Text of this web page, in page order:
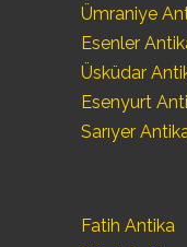
Ümraniye
Esenler
Üsküdar
Esenyurt
Sarıyer
Fatih Antika